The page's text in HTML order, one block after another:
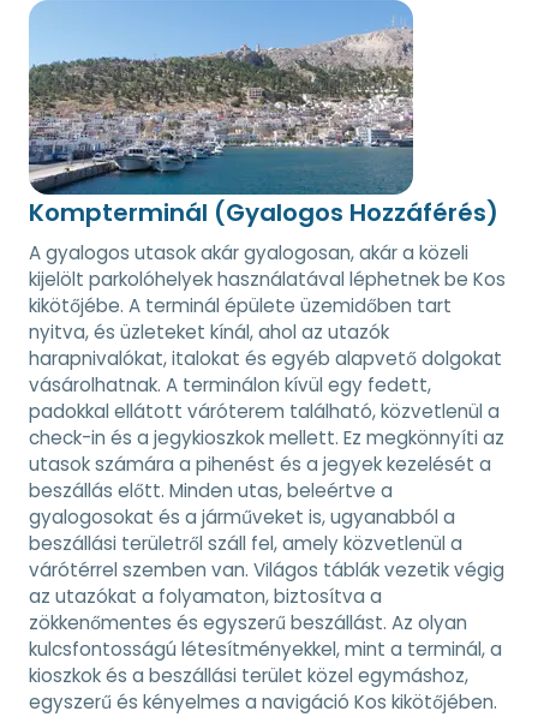
Kompterminál (Gyalogos Hozzáférés)
A gyalogos utasok akár gyalogosan, akár a közeli
kijelölt parkolóhelyek használatával léphetnek be Kos
kikötőjébe. A terminál épülete üzemidőben tart
nyitva, és üzleteket kínál, ahol az utazók
harapnivalókat, italokat és egyéb alapvető dolgokat
vásárolhatnak. A terminálon kívül egy fedett,
padokkal ellátott váróterem található, közvetlenül a
check-in és a jegykioszkok mellett. Ez megkönnyíti az
utasok számára a pihenést és a jegyek kezelését a
beszállás előtt. Minden utas, beleértve a
gyalogosokat és a járműveket is, ugyanabból a
beszállási területről száll fel, amely közvetlenül a
várótérrel szemben van. Világos táblák vezetik végig
az utazókat a folyamaton, biztosítva a
zökkenőmentes és egyszerű beszállást. Az olyan
kulcsfontosságú létesítményekkel, mint a terminál, a
kioszkok és a beszállási terület közel egymáshoz,
egyszerű és kényelmes a navigáció Kos kikötőjében.